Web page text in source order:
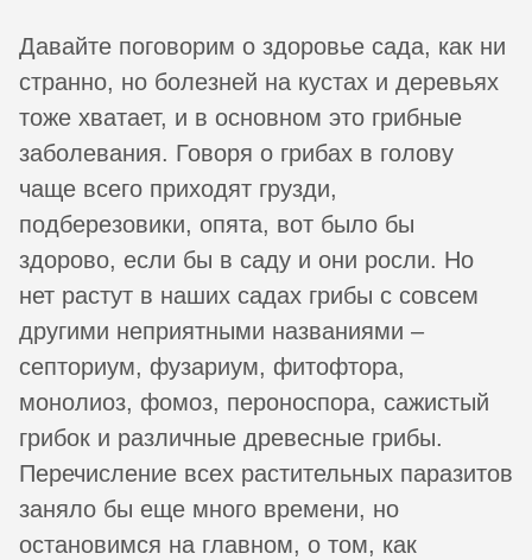
Давайте поговорим о здоровье сада, как ни
странно, но болезней на кустах и деревьях
тоже хватает, и в основном это грибные
заболевания. Говоря о грибах в голову
чаще всего приходят грузди,
подберезовики, опята, вот было бы
здорово, если бы в саду и они росли. Но
нет растут в наших садах грибы с совсем
другими неприятными названиями –
септориум, фузариум, фитофтора,
монолиоз, фомоз, пероноспора, сажистый
грибок и различные древесные грибы.
Перечисление всех растительных паразитов
заняло бы еще много времени, но
остановимся на главном, о том, как